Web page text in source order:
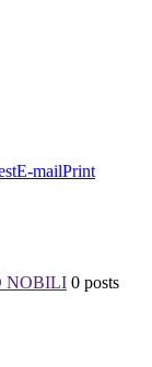
E-mailPrint
NOBILI 0 posts